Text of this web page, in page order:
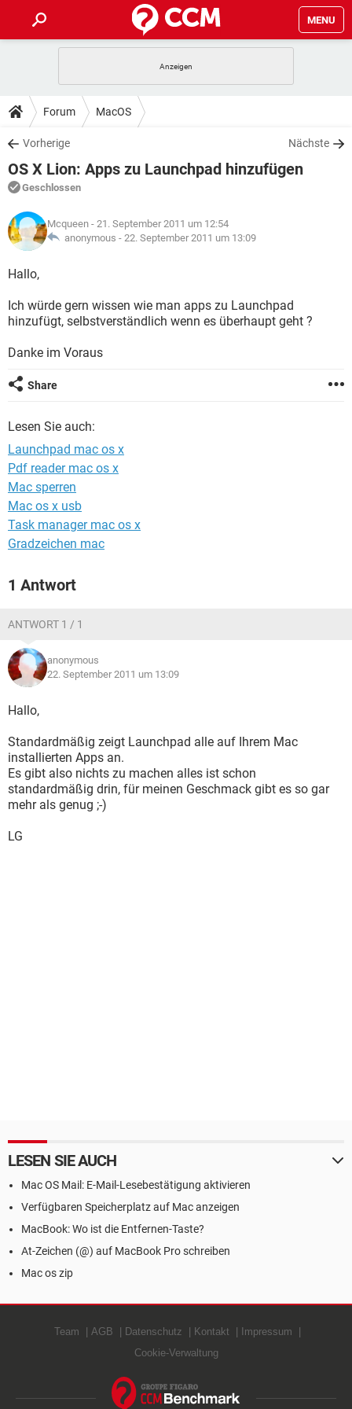
MENU
ANDROID
WINDOWS 10
WHATSAPP TIKTOK
FACEBOOK
TIPPS & TRICKS
SPIELE
WINDOWS 10
WHATSAPP
FACEBOOK HARDWARE
DOWNLOADS
SPIELE STREAMING
ANDROID
WINDOWS 10 INSTAGRAM
WHATSAPP
FACEBOOK
FORUM
SPIELE
ANDROID IOS
FACEBOOK HARDWARE
LEXIKON
SPIELE
ANDROID
WINDOWS 10 INSTAGRAM
WHATSAPP
FACEBOOK
Forum MacOS
Vorherige Nächste
OS X Lion: Apps zu Launchpad hinzufügen
Geschlossen
Mcqueen - 21. September 2011 um 12:54
anonymous - 22. September 2011 um 13:09
Hallo,
Ich würde gern wissen wie man apps zu Launchpad
hinzufügt, selbstverständlich wenn es überhaupt geht ?
Danke im Voraus
Share
Lesen Sie auch:
Launchpad mac os x
Pdf reader mac os x
Mac sperren
Mac os x usb
Task manager mac os x
Gradzeichen mac
1 Antwort
ANTWORT 1 / 1
anonymous
22. September 2011 um 13:09
Hallo,
Standardmäßig zeigt Launchpad alle auf Ihrem Mac
installierten Apps an.
Es gibt also nichts zu machen alles ist schon
standardmäßig drin, für meinen Geschmack gibt es so gar
mehr als genug ;-)
LG
LESEN SIE AUCH
Mac OS Mail: E-Mail-Lesebestätigung aktivieren
Verfügbaren Speicherplatz auf Mac anzeigen
MacBook: Wo ist die Entfernen-Taste?
At-Zeichen (@) auf MacBook Pro schreiben
Mac os zip
Team AGB Datenschutz Kontakt
Impressum
Cookie-Verwaltung